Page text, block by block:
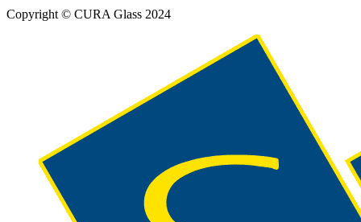
Copyright © CURA Glass 2024